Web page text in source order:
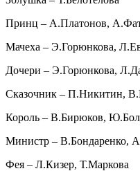
Принц – А.Платонов,
Мачеха – Э.Горюнкова,
Дочери – Э.Горюнкова,
Сказочник – П.Никитин,
Король – В.Бирюков,
Министр – В.Бондаренко,
Фея – Л.Кизер, Т.Маркова